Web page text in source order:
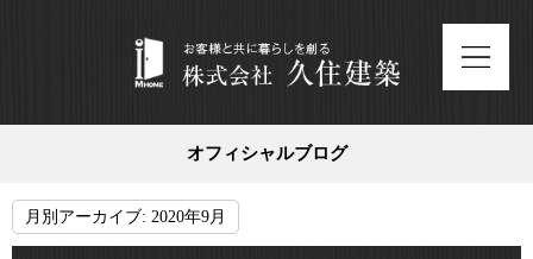
オフィシャルブログ
月別アーカイブ: 2020年9月